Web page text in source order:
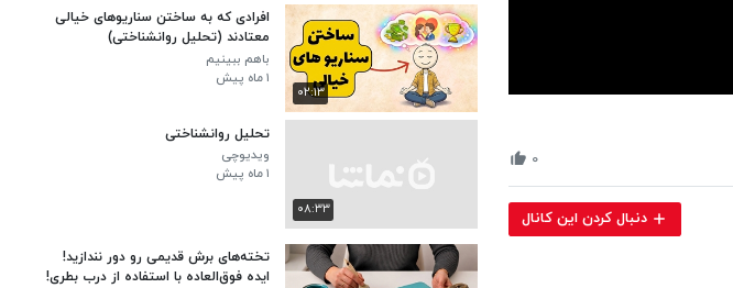
۰
دنبال کردن این کانال
۰۲:۱۳
افرادی که به ساختن سناریوهای خیالی
معتادند (تحلیل روانشناختی)
باهم ببینیم
۱ ماه پیش
۰۸:۳۳
تحلیل روانشناختی
ویدیوچی
۱ ماه پیش
تخته‌های برش قدیمی رو دور نندازید!
ایده فوق‌العاده با استفاده از درب بطری!